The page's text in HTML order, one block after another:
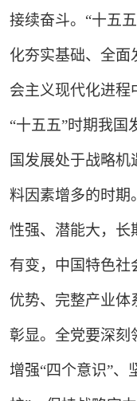
接续奋斗。“十五
化夯实基础、全面
会主义现代化进程
“十五五”时期我国
国发展处于战略
料因素增多的时期
性强、潜能大，长
有变，中国特色社
优势、完整产业体
彰显。全党要深刻
增强“四个意识”、